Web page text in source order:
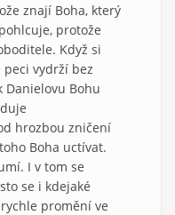
znají Boha, který
protože
Když si
vydrží bez
Danielovu Bohu
hrozbou zničení
Boha uctívat.
I v tom se
se i kdejaké
promění ve